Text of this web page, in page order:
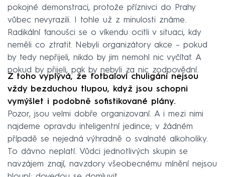
pokojné demonstraci, protože příznivci do Prahy
vůbec nevyrazili. I tohle už z minulosti známe.
Radikální fanoušci se o víkendu ocitli v situaci, kdy
neměli co ztratit. Nebyli organizátory akce – pokud
by tedy nepřijeli, nikdo by jim nemohl nic vyčítat. A
pokud by přijeli, pak by nebyli za nic zodpovědní.
Z toho vyplývá, že fotbaloví chuligáni nejsou
vždy bezduchou tlupou, když jsou schopni
vymýšlet i podobně sofistikované plány.
Pozor, jsou velmi dobře organizovaní. A i mezi nimi
najdeme opravdu inteligentní jedince; v žádném
případě se nejedná výhradně o svalnaté alkoholiky.
To dávno neplatí. Vůdci jednotlivých skupin se
navzájem znají, navzdory všeobecnému mínění nejsou